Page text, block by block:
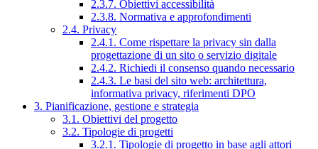
2.3.7. Obiettivi accessibilità
2.3.8. Normativa e approfondimenti
2.4. Privacy
2.4.1. Come rispettare la privacy sin dalla
progettazione di un sito o servizio digitale
2.4.2. Richiedi il consenso quando necessario
2.4.3. Le basi del sito web: architettura,
informativa privacy, riferimenti DPO
3. Pianificazione, gestione e strategia
3.1. Obiettivi del progetto
3.2. Tipologie di progetti
3.2.1. Tipologie di progetto in base agli attori